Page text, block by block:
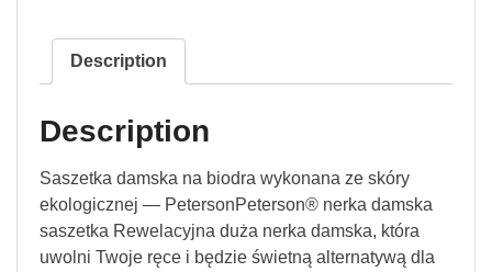
Description
Description
Saszetka damska na biodra wykonana ze skóry
ekologicznej — PetersonPeterson® nerka damska
saszetka Rewelacyjna duża nerka damska, która
uwolni Twoje ręce i będzie świetną alternatywą dla